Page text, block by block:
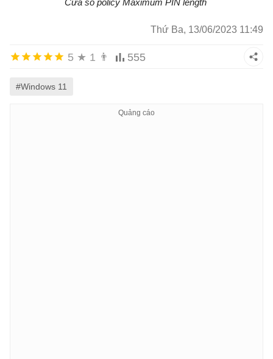
Thứ Ba, 13/06/2023 11:49
5 ★ 1 👨 555
#Windows 11